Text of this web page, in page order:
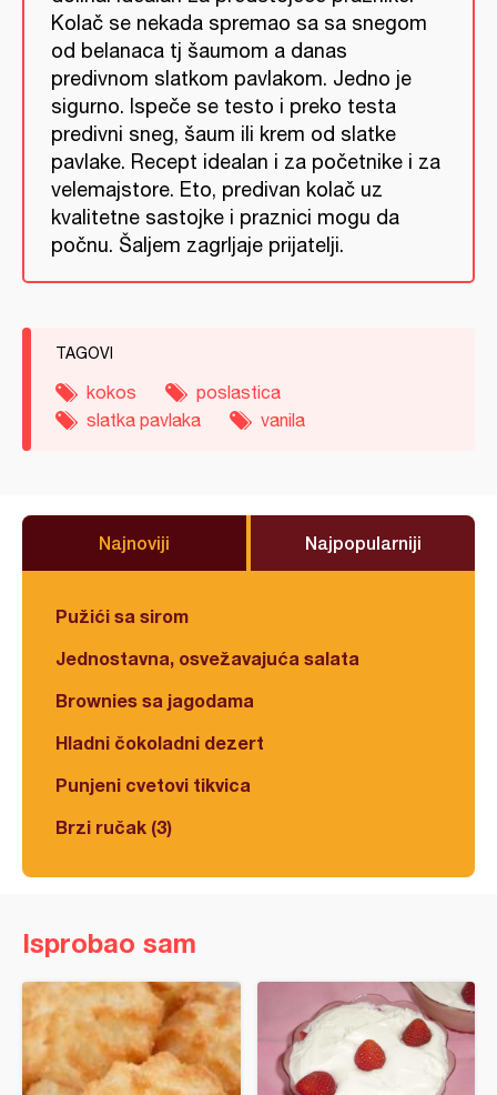
Kolač se nekada spremao sa sa snegom
od belanaca tj šaumom a danas
predivnom slatkom pavlakom. Jedno je
sigurno. Ispeče se testo i preko testa
predivni sneg, šaum ili krem od slatke
pavlake. Recept idealan i za početnike i za
velemajstore. Eto, predivan kolač uz
kvalitetne sastojke i praznici mogu da
počnu. Šaljem zagrljaje prijatelji.
TAGOVI
kokos
poslastica
slatka pavlaka
vanila
Najnoviji Najpopularniji
Pužići sa sirom
Jednostavna, osvežavajuća salata
Brownies sa jagodama
Hladni čokoladni dezert
Punjeni cvetovi tikvica
Brzi ručak (3)
Isprobao sam